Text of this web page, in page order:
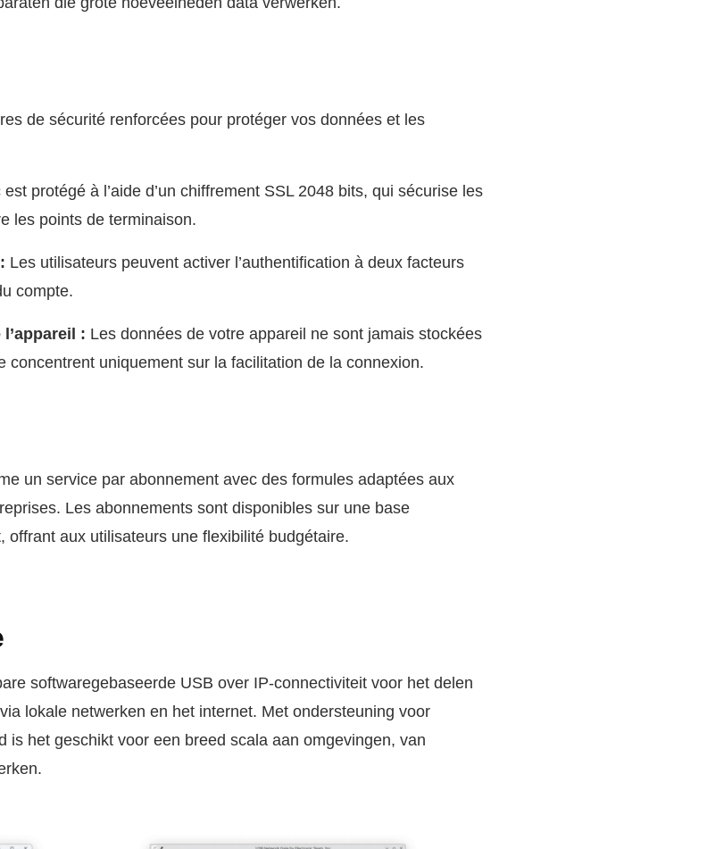
de sécurité renforcées pour protéger vos données et les
est protégé à l’aide d’un chiffrement SSL 2048 bits, qui sécurise les
les points de terminaison.
Les utilisateurs peuvent activer l’authentification à deux facteurs
compte.
: Les données de votre appareil ne sont jamais stockées
concentrent uniquement sur la facilitation de la connexion.
un service par abonnement avec des formules adaptées aux
Les abonnements sont disponibles sur une base
offrant aux utilisateurs une flexibilité budgétaire.
softwaregebaseerde USB over IP-connectiviteit voor het delen
lokale netwerken en het internet. Met ondersteuning voor
is het geschikt voor een breed scala aan omgevingen, van